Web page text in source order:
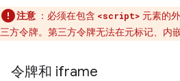
注意 ：必须在包含 <script> 元素的
三方令牌。第三方令牌无法在元标记、内嵌
令牌和 iframe